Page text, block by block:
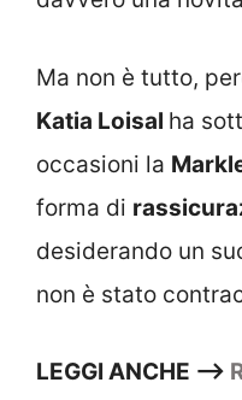
Ma non è tutto,
Katia Loisal ha
occasioni la
forma di
desiderando un
non è stato
LEGGI ANCHE –>